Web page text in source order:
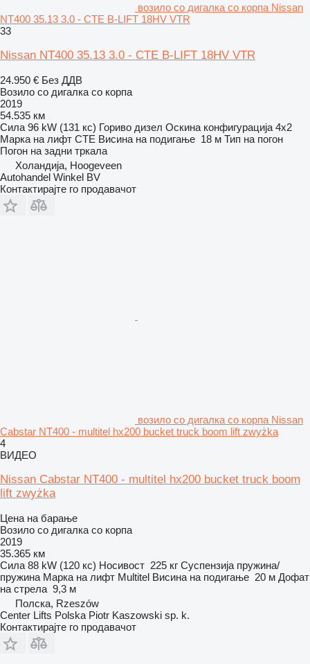
возило со дигалка со корпа Nissan
NT400 35.13 3.0 - CTE B-LIFT 18HV VTR
33
Nissan NT400 35.13 3.0 - CTE B-LIFT 18HV VTR
24.950 € Без ДДВ
Возило со дигалка со корпа
2019
54.535 км
Сила 96 kW (131 кс) Гориво дизел Оскина конфигурација 4x2
Марка на лифт CTE Висина на подигање 18 м Тип на погон
Погон на задни тркала
Холандија, Hoogeveen
Autohandel Winkel BV
Контактирајте го продавачот
возило со дигалка со корпа Nissan
Cabstar NT400 - multitel hx200 bucket truck boom lift zwyżka
4
ВИДЕО
Nissan Cabstar NT400 - multitel hx200 bucket truck boom
lift zwyżka
Цена на барање
Возило со дигалка со корпа
2019
35.365 км
Сила 88 kW (120 кс) Носивост 225 кг Суспензија пружина/
пружина Марка на лифт Multitel Висина на подигање 20 м Дофат
на стрела 9,3 м
Полска, Rzeszów
Center Lifts Polska Piotr Kaszowski sp. k.
Контактирајте го продавачот